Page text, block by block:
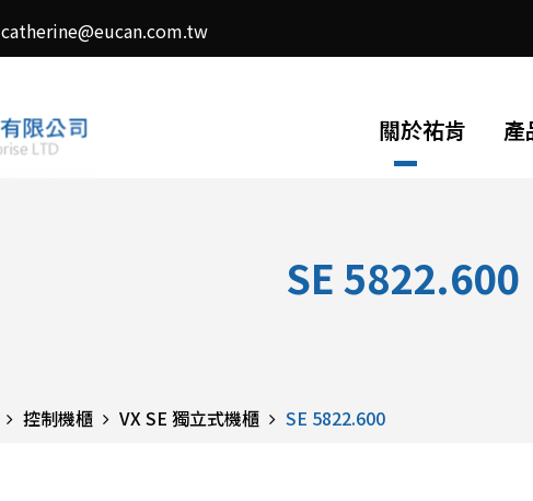
catherine@eucan.com.tw
關於祐肯 產
SE 5822.600
控制機櫃 VX SE 獨立式機櫃 SE 5822.600